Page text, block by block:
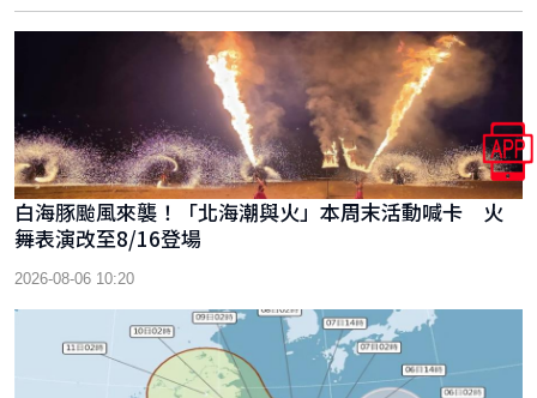
白海豚颱風來襲！「北海潮與火」本周末活動喊卡 火
舞表演改至8/16登場
2026-08-06 10:20